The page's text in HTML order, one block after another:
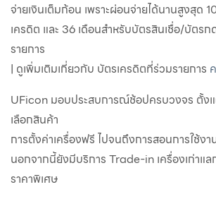
จ่ายเงินเต็มก้อน เพราะผ่อนจ่ายได้นานสูงสุด
เครดิต และ 36 เดือนสำหรับบัตรสินเชื่อ/บัตร
รายการ
| ดูเพิ่มเติมเกี่ยวกับ บัตรเครดิตที่ร่วมรายการ
UFicon มอบประสบการณ์ช้อปครบวงจร ตั้งแ
เลือกสินค้า
การตั้งค่าเครื่องฟรี ไปจนถึงการสอนการใช้งา
นอกจากนี้ยังมีบริการ Trade-in เครื่องเก่าแล
ราคาพิเศษ